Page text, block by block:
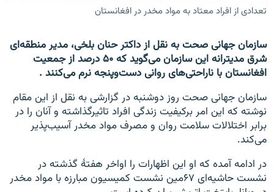
همۀ سایت‌های رادیو آزادی/ رادیو اروپای آزاد
تعدادی از افراد معتاد به مواد مخدر در افغانستان
سازمان جهانی صحت به نقل از داکتر حنان بلخی، مدیر منطقه‌ای
شرق مدیترانه این سازمان می‌گوید که ۵۰ درصد از جمعیت
افغانستان با ناراحتی‌های روانی دست‌وپنجه نرم می‌کنند .
سازمان جهانی صحت روز دوشنبه در گزارشی به نقل از این مقام
نوشته که این امر برکیفیت زندگی افراد تاثیرگذاشته و آنان را در
برابر اختلالات سلامت روان و مصرف مواد مخدر آسیب‌پذیر
می‌کند.
در ادامه آمده که او این اظهارات را اواخر هفتۀ گذشته در
نشست حاشیه‌ای ۶۷مین نشست کمیسیون مبارزه با مواد مخدر